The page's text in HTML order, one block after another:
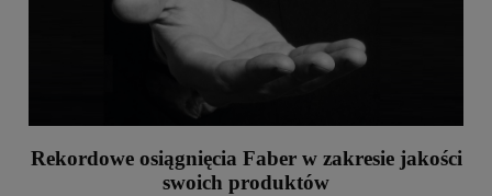
Rekordowe osiągnięcia Faber w zakresie jakości
swoich produktów